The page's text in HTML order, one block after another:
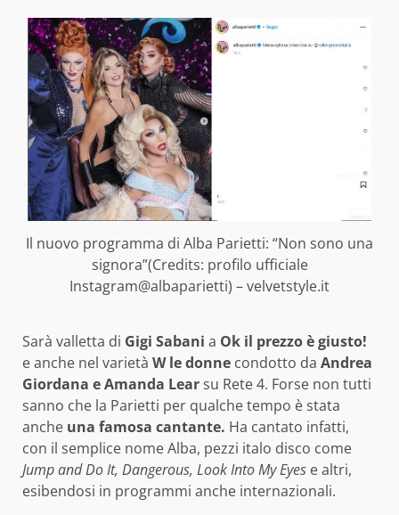
Il nuovo programma di Alba Parietti: “Non sono una
signora”(Credits: profilo ufficiale
Instagram@albaparietti) – velvetstyle.it
Sarà valletta di Gigi Sabani a Ok il prezzo è giusto!
e anche nel varietà W le donne condotto da Andrea
Giordana e Amanda Learsu Rete 4. Forse non tutti
sanno che la Parietti per qualche tempo è stata
anche una famosa cantante. Ha cantato infatti,
con il semplice nome Alba, pezzi italo disco come
Jump and Do It, Dangerous, Look Into My Eyes e altri,
esibendosi in programmi anche internazionali.